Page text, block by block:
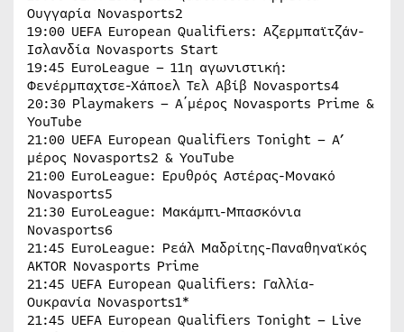
Ουγγαρία Novasports2
19:00 UEFA European Qualifiers: Αζερμπαϊτζάν-
Ισλανδία Novasports Start
19:45 EuroLeague – 11η αγωνιστική:
Φενέρμπαχτσε-Χάποελ Τελ Αβίβ Novasports4
20:30 Playmakers – Α΄μέρος Novasports Prime &
YouTube
21:00 UEFA European Qualifiers Tonight – Α’
μέρος Novasports2 & YouTube
21:00 EuroLeague: Ερυθρός Αστέρας-Μονακό
Novasports5
21:30 EuroLeague: Μακάμπι-Μπασκόνια
Novasports6
21:45 EuroLeague: Ρεάλ Μαδρίτης-Παναθηναϊκός
AKTOR Novasports Prime
21:45 UEFA European Qualifiers: Γαλλία-
Ουκρανία Novasports1*
21:45 UEFA European Qualifiers Tonight – Live